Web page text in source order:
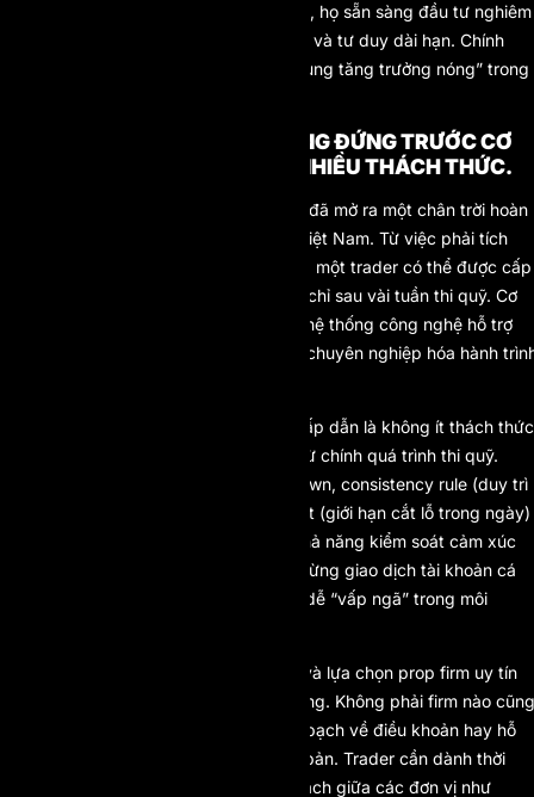
nhận thấy tiềm năng payout thực sự, họ sẵn sàng đầu tư nghiêm
túc hơn vào kỹ năng, công cụ hỗ trợ và tư duy dài hạn. Chính
điều này khiến khu vực trở thành “vùng tăng trưởng nóng” trong
TRADER TẠI VIỆT NAM ĐANG ĐỨNG TRƯỚC CƠ
HỘI LỚN NHƯNG CŨNG CÓ NHIỀU THÁCH THỨC.
Không thể phủ nhận rằng Prop Firm đã mở ra một chân trời hoàn
toàn mới cho cộng đồng trader tại Việt Nam. Từ việc phải tích
góp từng đồng để vào lệnh, giờ đây, một trader có thể được cấp
tài khoản 50.000 hay 100.000 USD chỉ sau vài tuần thi quỹ. Cơ
chế chia lợi nhuận minh bạch, cùng hệ thống công nghệ hỗ trợ
phân tích hiện đại, đang từng bước chuyên nghiệp hóa hành
Tuy nhiên, bên cạnh những cơ hội hấp dẫn là không ít thách thức
thực tế. Trước tiên là áp lực tâm lý từ chính quá trình thi quỹ.
Những quy tắc như giới hạn drawdown, consistency rule (duy trì
phong độ ổn đinh) hay daily loss limit (giới hạn cắt lỗ trong ngày)
đòi hỏi trader phải có kỷ luật cao, khả năng kiểm soát cảm xúc
tốt và chiến lược rõ ràng. Những ai từng giao dịch tài khoản cá
nhân một cách cảm tính thường rất dễ “vấp ngã” trong môi
Một trở ngại khác là việc phân biệt và lựa chọn prop firm uy tín
giữa một rừng lựa chọn trên thị trường. Không phải firm nào cũng
rõ ràng về chính sách payout, minh bạch về điều khoản hay hỗ
trợ cộng đồng nội địa một cách bài bản. Trader cần dành thời
gian nghiên cứu kỹ, so sánh chính sách giữa các đơn vị như